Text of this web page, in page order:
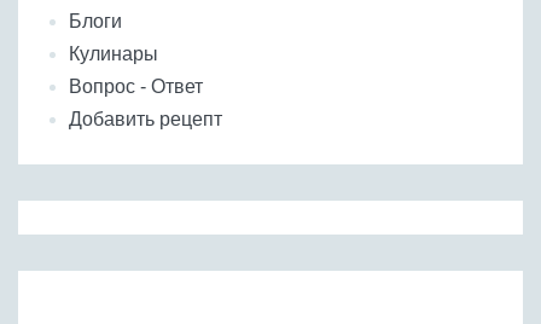
Блоги
Кулинары
Вопрос - Ответ
Добавить рецепт